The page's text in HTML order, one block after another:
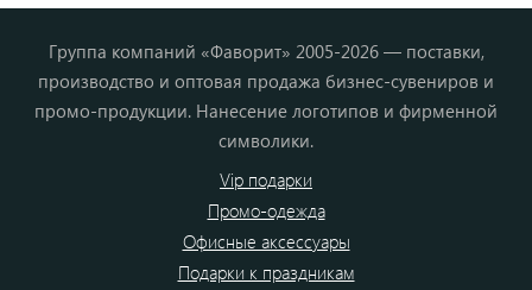
Группа компаний «Фаворит» 2005-2026 — поставки,
производство и оптовая продажа бизнес-сувениров и
промо-продукции. Нанесение логотипов и фирменной
символики.
Vip подарки
Промо-одежда
Офисные аксессуары
Подарки к праздникам